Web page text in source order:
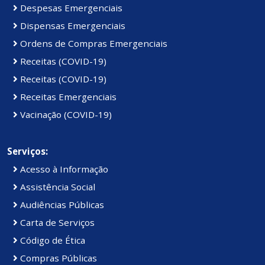
Despesas Emergenciais
Dispensas Emergenciais
Ordens de Compras Emergenciais
Receitas (COVID-19)
Receitas (COVID-19)
Receitas Emergenciais
Vacinação (COVID-19)
Serviços:
Acesso à Informação
Assistência Social
Audiências Públicas
Carta de Serviços
Código de Ética
Compras Públicas